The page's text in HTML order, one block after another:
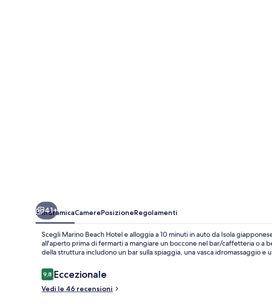
41+
PanoramicaCamerePosizioneRegolamenti
Scegli Marino Beach Hotel e alloggia a 10 minuti in auto da Isola
all'aperto prima di fermarti a mangiare un boccone nel bar/caffetteria o a
della struttura includono un bar sulla spiaggia, una vasca idromassaggio e
Recensioni
9,89,8 su 10
Eccezionale
Vedi le 46 recensioni